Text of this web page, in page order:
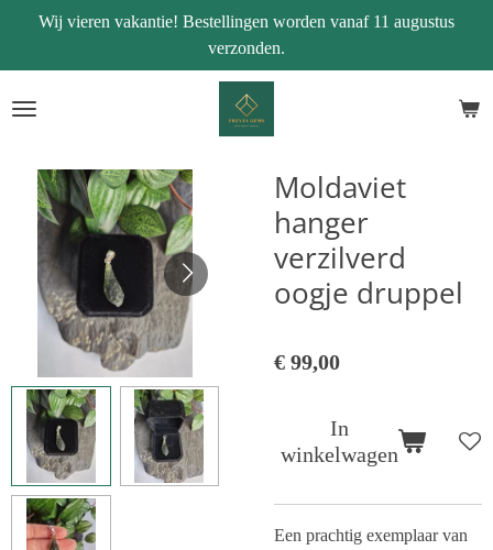
naar
de
Wij vieren vakantie! Bestellingen worden vanaf 11 augustus
verzonden.
Moldaviet
hanger
verzilverd
oogje druppel
€ 99,00
In
winkelwagen
Een prachtig exemplaar van